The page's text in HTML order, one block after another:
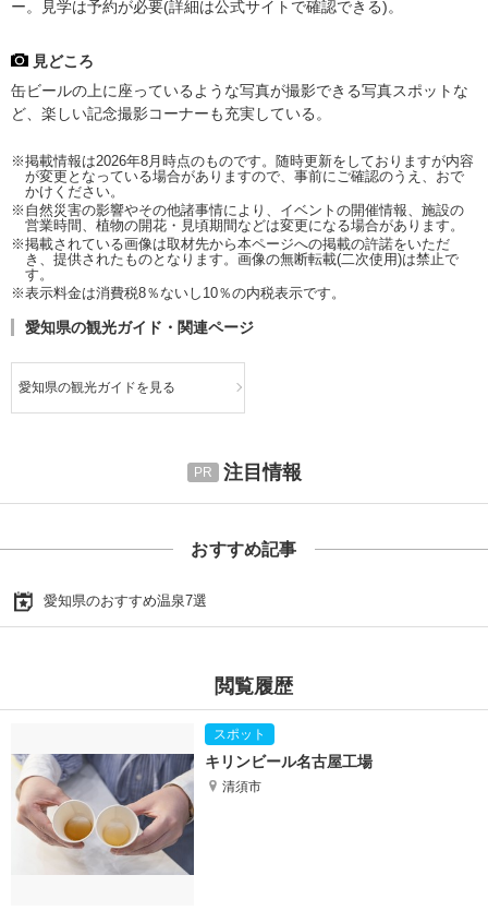
ー。見学は予約が必要(詳細は公式サイトで確認できる)。
見どころ
缶ビールの上に座っているような写真が撮影できる写真スポットな
ど、楽しい記念撮影コーナーも充実している。
※掲載情報は2026年8月時点のものです。随時更新をしておりますが内容
が変更となっている場合がありますので、事前にご確認のうえ、おで
かけください。
※自然災害の影響やその他諸事情により、イベントの開催情報、施設の
営業時間、植物の開花・見頃期間などは変更になる場合があります。
※掲載されている画像は取材先から本ページへの掲載の許諾をいただ
き、提供されたものとなります。画像の無断転載(二次使用)は禁止で
す。
※表示料金は消費税8％ないし10％の内税表示です。
愛知県の観光ガイド・関連ページ
愛知県の観光ガイドを見る
注目情報
おすすめ記事
愛知県のおすすめ温泉7選
閲覧履歴
キリンビール名古屋工場
清須市